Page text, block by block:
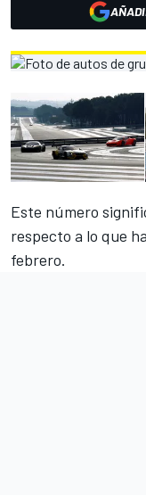
Este número
respecto a lo que
febrero.